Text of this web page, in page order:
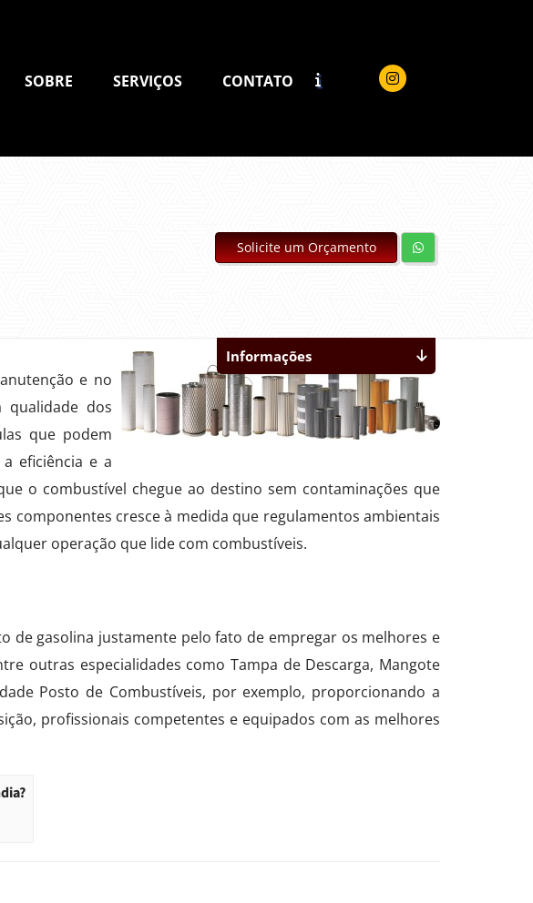
SOBRE SERVIÇOS CONTATO
Solicite um Orçamento
e no
qualidade dos
que podem
eficiência e a
o combustível chegue ao destino sem contaminações que
componentes cresce à medida que regulamentos ambientais
operação que lide com combustíveis.
de gasolina justamente pelo fato de empregar os melhores e
outras especialidades como Tampa de Descarga, Mangote
Posto de Combustíveis, por exemplo, proporcionando a
profissionais competentes e equipados com as melhores
Informações